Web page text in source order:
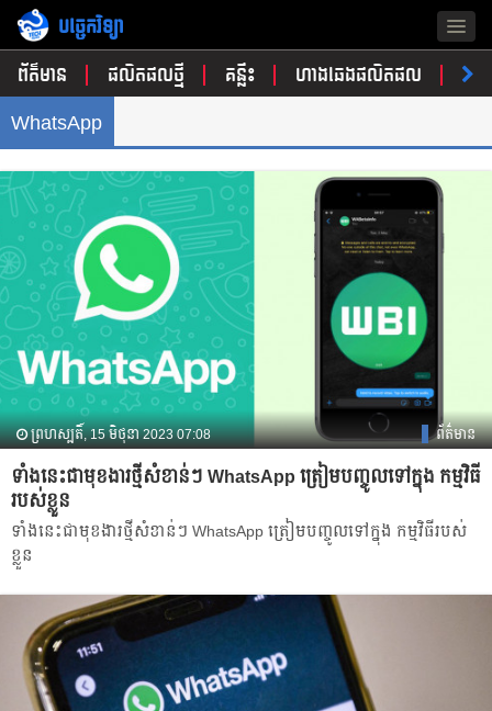
បច្ចេកវិទ្យា
ព័ត៌មាន ផលិតផលថ្មី គន្លឹះ ហាងឆេងផលិតផល ចំណ
WhatsApp
ព្រហស្បតិ៍, 15 មិថុនា 2023 07:08 ព័ត៌មាន
ទាំងនេះជាមុខងារថ្មីសំខាន់ៗ WhatsApp ត្រៀមបញ្ចូលទៅក្នុង កម្មវិធី
របស់ខ្លួន
ទាំងនេះជាមុខងារថ្មីសំខាន់ៗ WhatsApp ត្រៀមបញ្ចូលទៅក្នុង កម្មវិធីរបស់
ខ្លួន